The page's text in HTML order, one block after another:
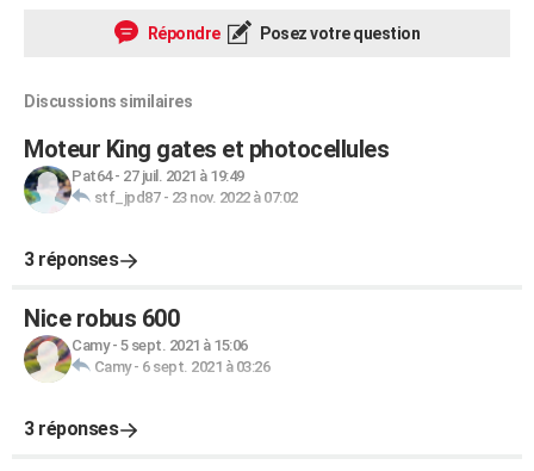
Répondre Posez votre question
Discussions similaires
Moteur King gates et photocellules
Pat64- 27 juil. 2021 à 19:49
stf_jpd87- 23 nov. 2022 à 07:02
3 réponses
Nice robus 600
Camy- 5 sept. 2021 à 15:06
Camy- 6 sept. 2021 à 03:26
3 réponses